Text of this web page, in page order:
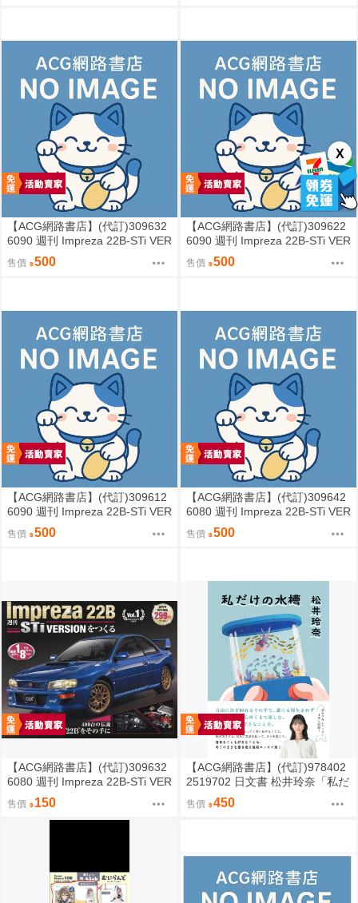
X
【ACG網路書店】(代訂)309632
6090 週刊 Impreza 22B-STi VER
SION をつくる (5)
售價 500
【ACG網路書店】(代訂)309622
6090 週刊 Impreza 22B-STi VER
SION をつくる (4)
售價 500
【ACG網路書店】(代訂)309612
6090 週刊 Impreza 22B-STi VER
SION をつくる (3)
售價 500
【ACG網路書店】(代訂)309642
6080 週刊 Impreza 22B-STi VER
SION をつくる (2)
售價 500
【ACG網路書店】(代訂)309632
6080 週刊 Impreza 22B-STi VER
SION をつくる (1) 創刊號
售價 150
【ACG網路書店】(代訂)978402
2519702 日文書 松井玲奈「私だ
けの水槽」
售價 450